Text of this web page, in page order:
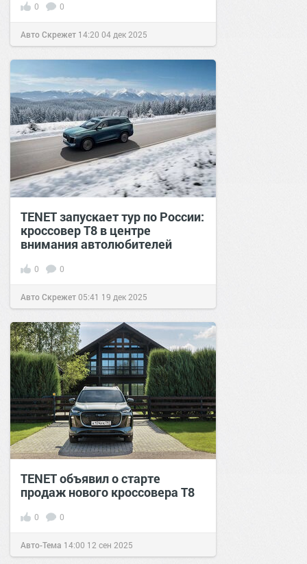
0 0
Авто Скрежет 14:20 04 дек 2025
TENET запускает тур по России:
кроссовер T8 в центре
внимания автолюбителей
0 0
Авто Скрежет05:41 19 дек 2025
TENET объявил о старте
продаж нового кроссовера T8
0 0
Авто-Тема 14:00 12 сен 2025